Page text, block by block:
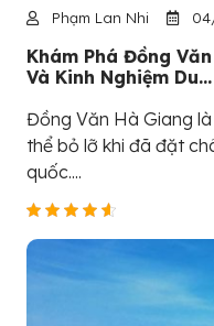
Phạm Lan Nhi
Khám Phá Đồng
Và Kinh Nghiệm Du...
Đồng Văn Hà Giang
thể bỏ lỡ khi đã đặt
quốc....